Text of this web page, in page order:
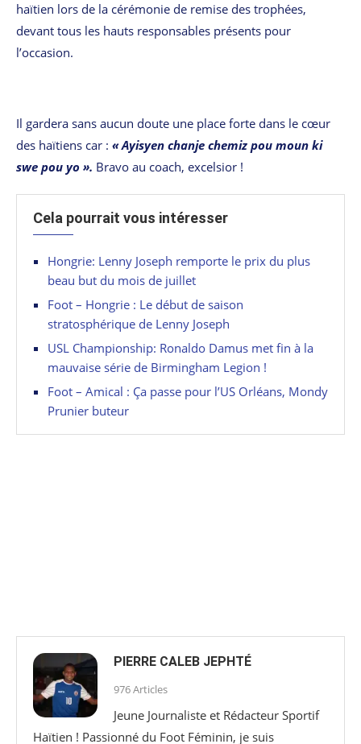
haïtien lors de la cérémonie de remise des trophées,
devant tous les hauts responsables présents pour
l’occasion.
Il gardera sans aucun doute une place forte dans le cœur
des haïtiens car : « Ayisyen chanje chemiz pou moun ki
swe pou yo ». Bravo au coach, excelsior !
Cela pourrait vous intéresser
Hongrie: Lenny Joseph remporte le prix du plus
beau but du mois de juillet
Foot – Hongrie : Le début de saison
stratosphérique de Lenny Joseph
USL Championship: Ronaldo Damus met fin à la
mauvaise série de Birmingham Legion !
Foot – Amical : Ça passe pour l’US Orléans, Mondy
Prunier buteur
PIERRE CALEB JEPHTÉ
976 Articles
Jeune Journaliste et Rédacteur Sportif
Haïtien ! Passionné du Foot Féminin, je suis